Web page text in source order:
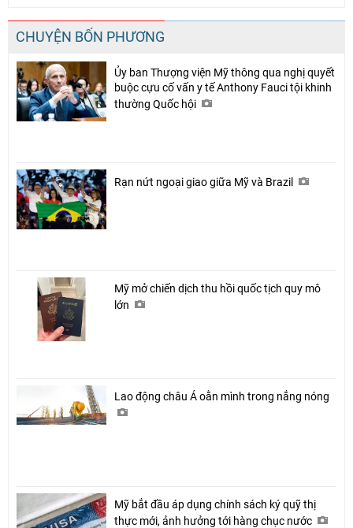
CHUYỆN BỐN PHƯƠNG
Ủy ban Thượng viện Mỹ thông qua nghị quyết
buộc cựu cố vấn y tế Anthony Fauci tội khinh
thường Quốc hội
Rạn nứt ngoại giao giữa Mỹ và Brazil
Mỹ mở chiến dịch thu hồi quốc tịch quy mô
lớn
Lao động châu Á oằn mình trong nắng nóng
Mỹ bắt đầu áp dụng chính sách ký quỹ thị
thực mới, ảnh hưởng tới hàng chục nước